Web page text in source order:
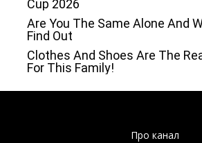
Про канал